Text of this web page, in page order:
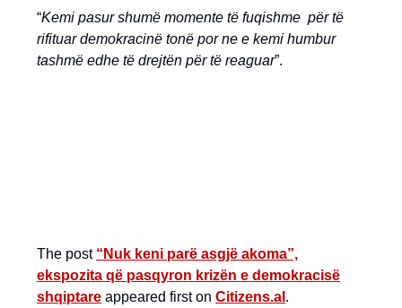
“Kemi pasur shumë momente të fuqishme për të
rifituar demokracinë tonë por ne e kemi humbur
tashmë edhe të drejtën për të reaguar”.
The post “Nuk keni parë asgjë akoma”,
ekspozita që pasqyron krizën e demokracisë
shqiptare appeared first on Citizens.al .